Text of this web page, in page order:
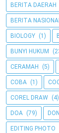
BERITA DAERAH
BERITA
BIOLOGY (1)
BUNYI HUKUM
CERAMAH (5)
COBA (1)
COREL DRAW (4)
DOA (79)
EDITING PHOTO